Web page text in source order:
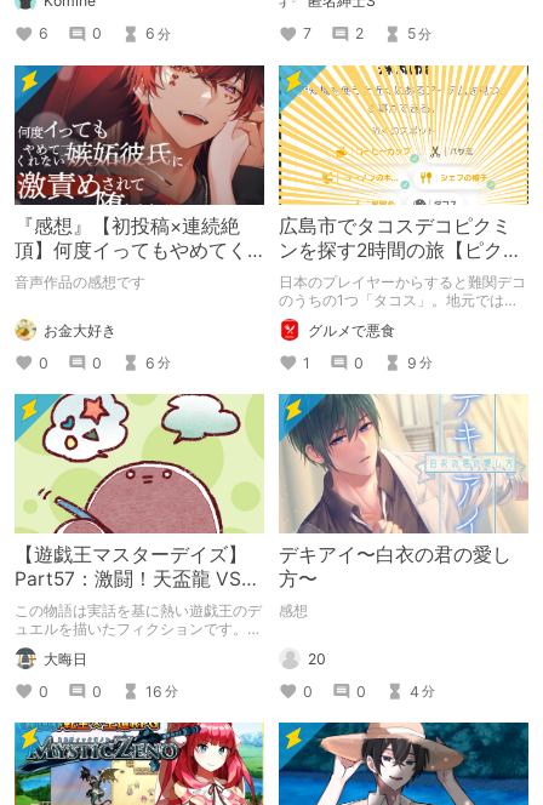
6
0 6 分
7
2 5分
『感想』【初投稿×連続絶
頂】何度イってもやめてく
れない嫉妬彼氏に激責めさ
音声作品の感想です
お金大好き
0
0 6 分
広島市でタコスデコピクミ
ンを探す2時間の旅【ピクミ
ンブルーム / Pikmin
Bloom】
日本のプレイヤーからすると難関デコ
のうちの1つ「タコス」。地元では見
つけられなかった男が広島で探す旅を
お送りします。ねくすと5月のテーマ
「お出かけの記録」。
グルメで悪食
1
0 9 分
【遊戯王マスターデイズ】
Part57：激闘！天盃龍 VS
千年D【架空デュエル】
この物語は実話を基に熱い遊戯王のデ
ュエルを描いたフィクションです。
（自分用メモ：2025-05-14）
大晦日
0
0 16 分
デキアイ〜白衣の君の愛し
方〜
感想
20
0
0 4 分